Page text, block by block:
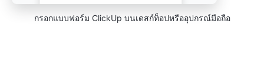
กรอกแบบฟอร์ม ClickUp บนเดสก์ท็อปหรืออุปกรณ์มือถือ